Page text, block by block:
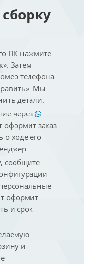
ПК нажмите
Затем
телефона
Мы
детали.
через
оформит заказ
о ходе его
сообщите
оформит
и срок
и